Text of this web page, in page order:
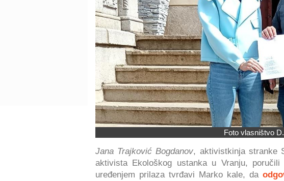
Foto vlasništvo
Jana Trajković Bogdanov, aktivistkinja stranke
aktivista Ekološkog ustanka u Vranju,
uređenjem prilaza tvrđavi Marko kale, da